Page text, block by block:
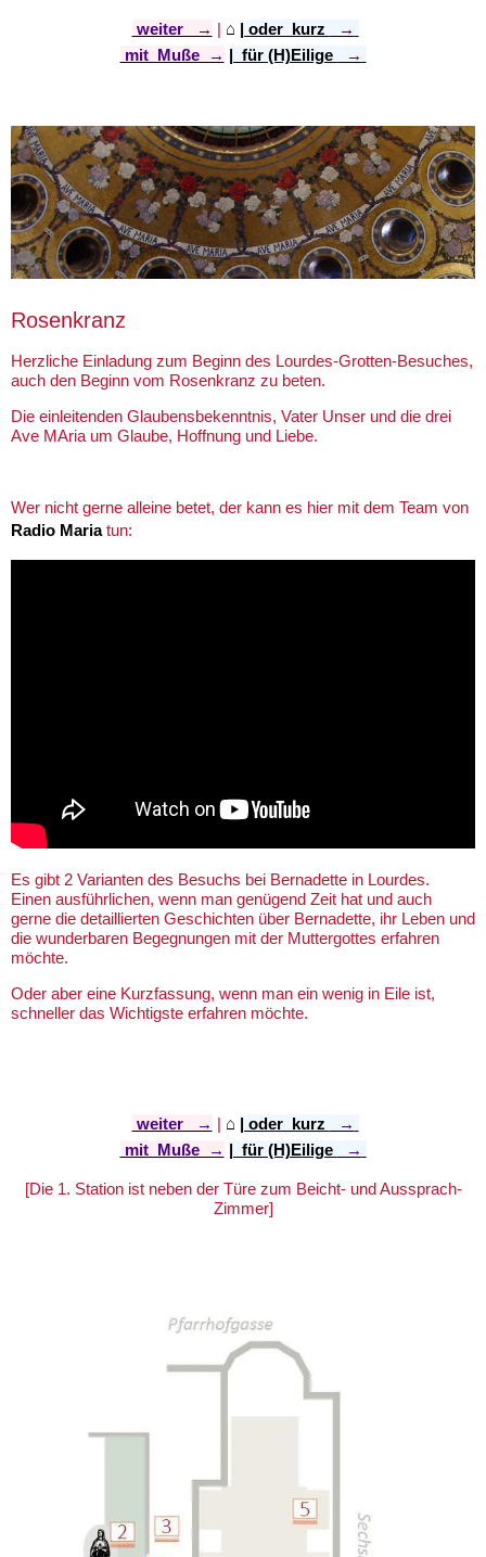
weiter → | ⌂ | oder kurz
→
mit Muße → | für (H)Eilige →
Rosenkranz
Herzliche Einladung zum Beginn des Lourdes-Grotten-Besuches,
auch den Beginn vom Rosenkranz zu beten.
Die einleitenden Glaubensbekenntnis, Vater Unser und die drei
Ave MAria um Glaube, Hoffnung und Liebe.
Wer nicht gerne alleine betet, der kann es hier mit dem Team von
Radio Mariatun:
Es gibt 2 Varianten des Besuchs bei Bernadette in Lourdes.
Einen ausführlichen, wenn man genügend Zeit hat und auch
gerne die detaillierten Geschichten über Bernadette, ihr Leben und
die wunderbaren Begegnungen mit der Muttergottes erfahren
möchte.
Oder aber eine Kurzfassung, wenn man ein wenig in Eile ist,
schneller das Wichtigste erfahren möchte.
weiter → | ⌂ | oder kurz
→
mit Muße → | für (H)Eilige →
[Die 1. Station ist neben der Türe zum Beicht- und Aussprach-
Zimmer]